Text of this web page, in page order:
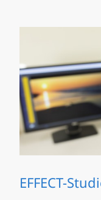
EFFECT-